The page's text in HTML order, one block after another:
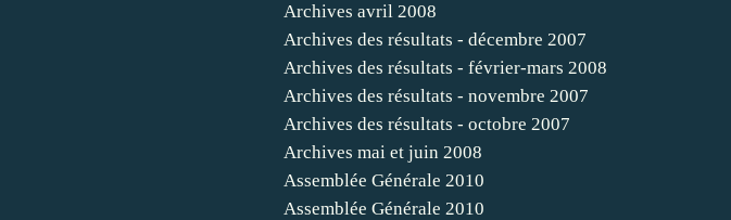
Archives avril 2008
Archives des résultats - décembre 2007
Archives des résultats - février-mars 2008
Archives des résultats - novembre 2007
Archives des résultats - octobre 2007
Archives mai et juin 2008
Assemblée Générale 2010
Assemblée Générale 2010